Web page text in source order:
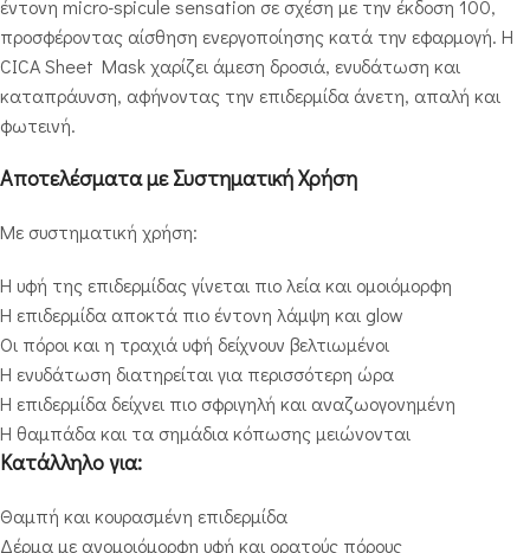
έντονη micro-spicule sensation σε σχέση με την έκδοση 100,
προσφέροντας αίσθηση ενεργοποίησης κατά την εφαρμογή. Η
CICA Sheet Mask χαρίζει άμεση δροσιά, ενυδάτωση και
καταπράυνση, αφήνοντας την επιδερμίδα άνετη, απαλή και
φωτεινή.
Αποτελέσματα με Συστηματική Χρήση
Με συστηματική χρήση:
Η υφή της επιδερμίδας γίνεται πιο λεία και ομοιόμορφη
Η επιδερμίδα αποκτά πιο έντονη λάμψη και glow
Οι πόροι και η τραχιά υφή δείχνουν βελτιωμένοι
Η ενυδάτωση διατηρείται για περισσότερη ώρα
Η επιδερμίδα δείχνει πιο σφριγηλή και αναζωογονημένη
Η θαμπάδα και τα σημάδια κόπωσης μειώνονται
Κατάλληλο για:
Θαμπή και κουρασμένη επιδερμίδα
Δέρμα με ανομοιόμορφη υφή και ορατούς πόρους